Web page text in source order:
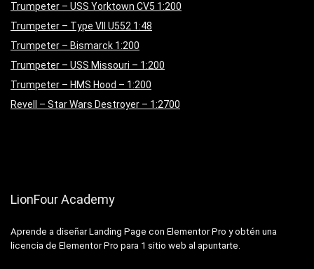
Trumpeter – USS Yorktown CV5 1:200
Trumpeter – Type VII U552 1:48
Trumpeter – Bismarck 1:200
Trumpeter – USS Missouri – 1:200
Trumpeter – HMS Hood – 1:200
Revell – Star Wars Destroyer – 1:2700
LionFour Academy
Aprende a diseñar Landing Page con Elementor Pro y obtén una
licencia de Elementor Pro para 1 sitio web al apuntarte.